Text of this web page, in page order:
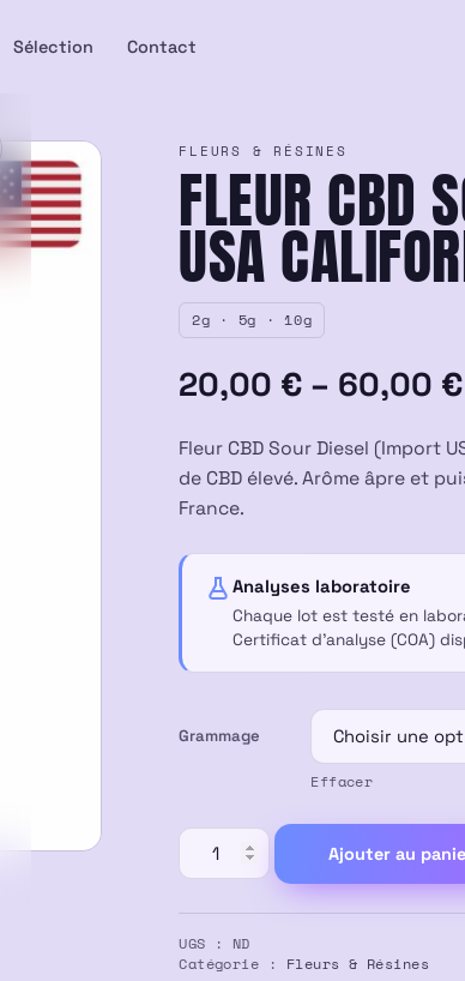
Sélection Contact
FLEURS & RÉSINES
FLEUR CBD
USA
2g · 5g · 10g
20,00 € – 60,00 €
Plage
de
prix :
60,00 €
Fleur CBD Sour Diesel (Import
de CBD élevé. Arôme âpre et
France.
Analyses laboratoire
Chaque lot est testé en
Certificat d’analyse (COA)
Grammage
Effacer
quantité
de
CBD
SOUR
Ajouter au
UGS : ND
Catégorie : Fleurs & Résines